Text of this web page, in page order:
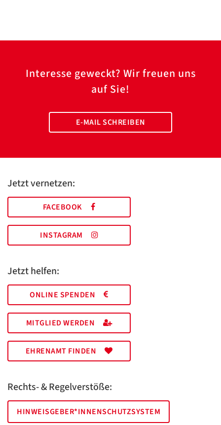
Interesse geweckt? Wir freuen uns
auf Sie!
E-MAIL SCHREIBEN
Jetzt vernetzen:
FACEBOOK
INSTAGRAM
Jetzt helfen:
ONLINE SPENDEN
MITGLIED WERDEN
EHRENAMT FINDEN
Rechts- & Regelverstöße:
HINWEISGEBER*INNENSCHUTZSYSTEM